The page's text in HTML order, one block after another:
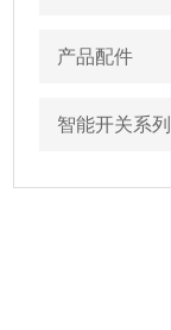
产品配件
智能开关系列